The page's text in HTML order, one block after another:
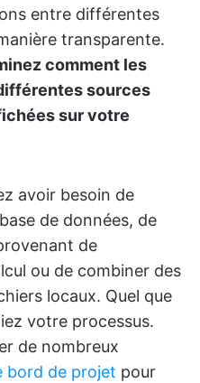
entre différentes
transparente.
comment les
sources
sur votre
avoir besoin de
de données, de
de
ou de combiner des
locaux. Quel que
votre processus.
de nombreux
bord de projet pour